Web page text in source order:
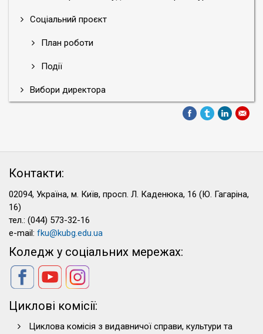
Соціальний проєкт
План роботи
Події
Вибори директора
Контакти:
02094, Україна, м. Київ, просп. Л. Каденюка, 16 (Ю. Гагаріна,
16)
тел.: (044) 573-32-16
e-mail: fku@kubg.edu.ua
Коледж у соціальних мережах:
Циклові комісії:
Циклова комісія з видавничої справи, культури та